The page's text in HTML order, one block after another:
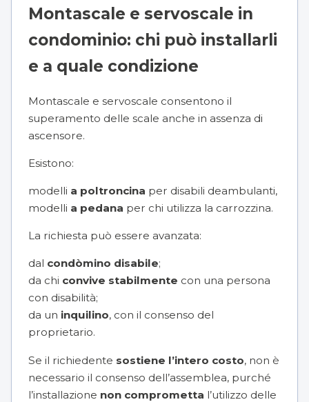
Montascale e servoscale in
condominio: chi può installarli
e a quale condizione
Montascale e servoscale consentono il
superamento delle scale anche in assenza di
ascensore.
Esistono:
modelli a poltroncina per disabili deambulanti,
modelli a pedana per chi utilizza la carrozzina.
La richiesta può essere avanzata:
dal condòmino disabile;
da chi convive stabilmente con una persona
con disabilità;
da un inquilino, con il consenso del
proprietario.
Se il richiedente sostiene l’intero costo, non è
necessario il consenso dell’assemblea, purché
l’installazione non comprometta l’utilizzo delle